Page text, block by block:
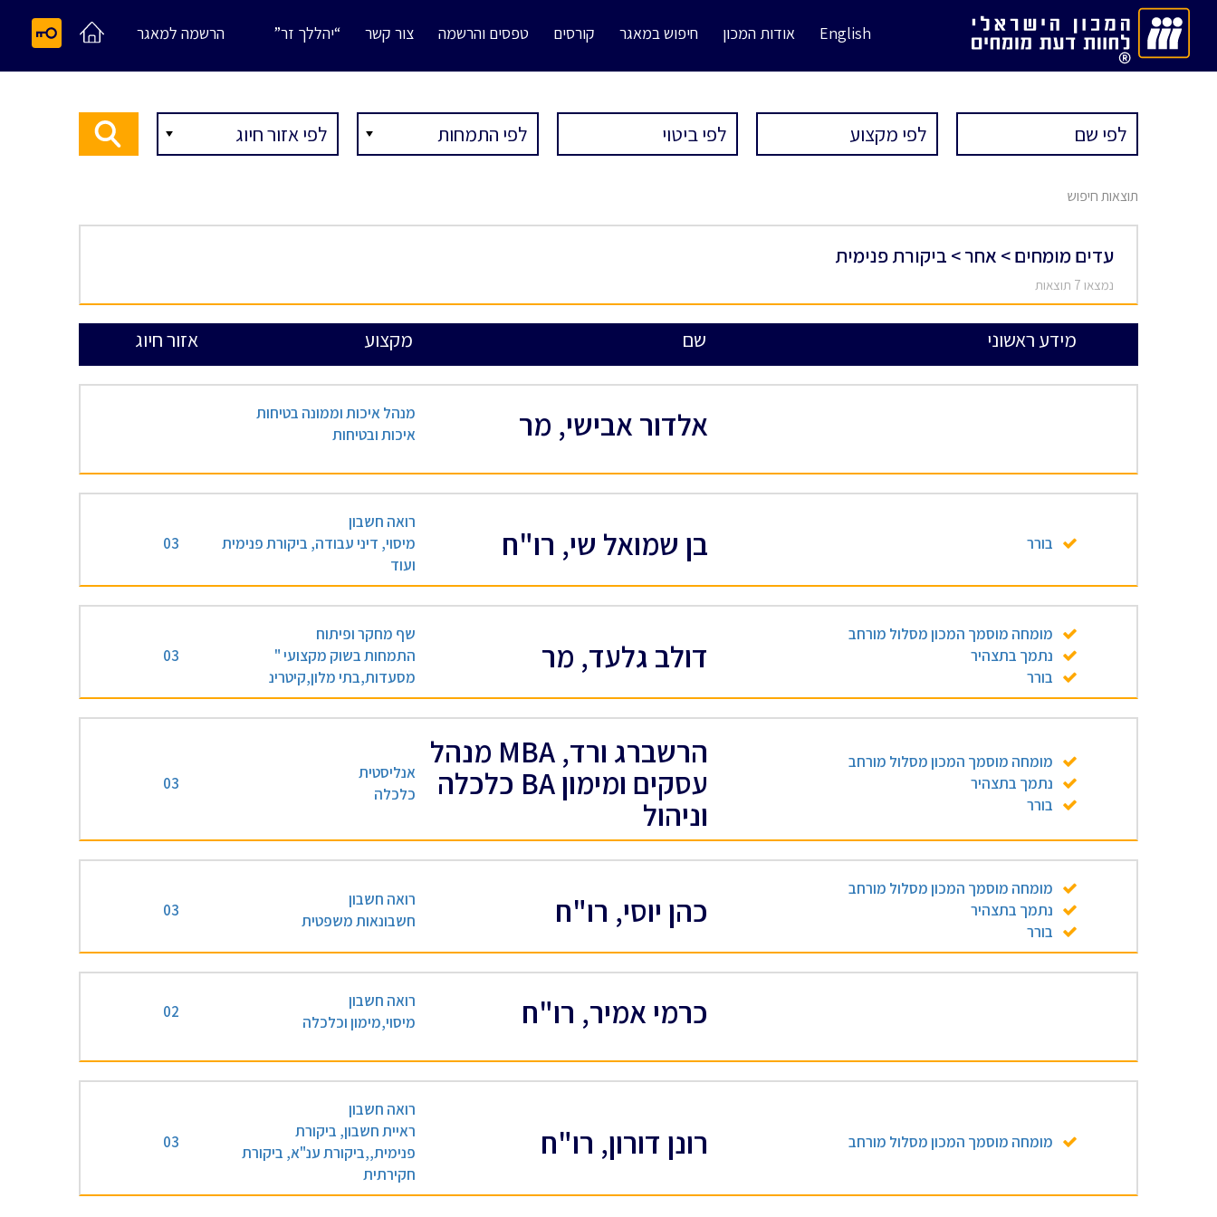
English אודות המכון חיפוש במאגר קורסים טפסים והרשמה צור קשר “יהללך זר” הרשמה למאגר
תוצאות חיפוש
עדים מומחים > אחר > ביקורת פנימית
נמצאו 7 תוצאות
מידע ראשוני שם מקצוע אזור חיוג
אלדור אבישי, מר
מנהל איכות וממונה בטיחות
איכות ובטיחות
בורר בן שמואל שי, רו"ח
רואה חשבון
מיסוי, דיני עבודה, ביקורת פנימית
ועוד
03
מומחה מוסמך המכון מסלול מורחב
נתמך בתצהיר
בורר
דולב גלעד, מר
שף מחקר ופיתוח
התמחות בשוק מקצועי "
מסעדות,בתי מלון,קיטרינ
03
מומחה מוסמך המכון מסלול מורחב
נתמך בתצהיר
בורר
הרשברג ורד, MBA מנהל
עסקים ומימון BA כלכלה
וניהול
אנליסטית
כלכלה
03
מומחה מוסמך המכון מסלול מורחב
נתמך בתצהיר
בורר
כהן יוסי, רו"ח
רואה חשבון
חשבונאות משפטית
03
כרמי אמיר, רו"ח
רואה חשבון
מיסוי,מימון וכלכלה
02
מומחה מוסמך המכון מסלול מורחב רונן דורון, רו"ח
רואה חשבון
ראיית חשבון, ביקורת
פנימית,,ביקורת ענ"א, ביקורת
חקירתית
03